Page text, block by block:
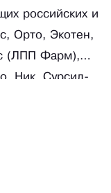
российских и
Орто, Экотен,
(ЛПП Фарм),
Ник, Сурсил-
и др.
по всей